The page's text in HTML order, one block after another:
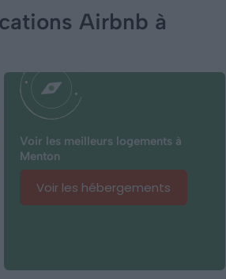
Airbnb à
Voir les meilleurs logements à
Menton
Voir les hébergements